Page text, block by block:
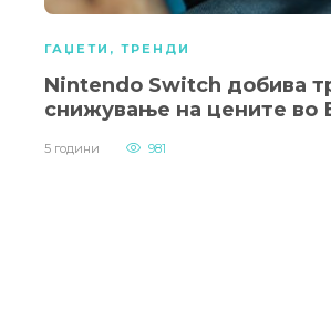
ГАЏЕТИ , ТРЕНДИ
Nintendo Switch добива
снижување на цените во
5 години 981